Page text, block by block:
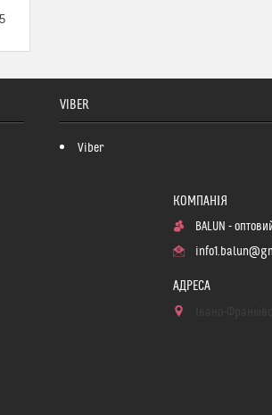
VIBER
Viber
BALUN -